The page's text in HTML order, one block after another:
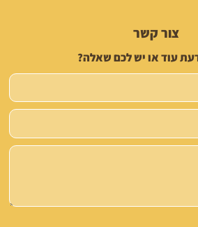
צור קשר
עוד או יש לכם שאלה?